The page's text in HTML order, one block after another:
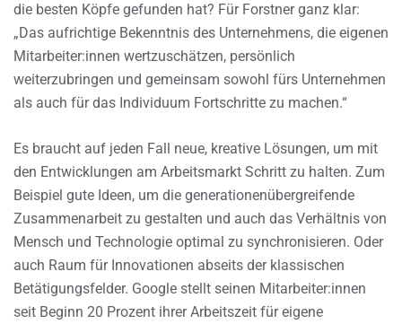
die besten Köpfe gefunden hat? Für Forstner ganz klar:
„Das aufrichtige Bekenntnis des Unternehmens, die eigenen
Mitarbeiter:innen wertzuschätzen, persönlich
weiterzubringen und gemeinsam sowohl fürs Unternehmen
als auch für das Individuum Fortschritte zu machen.“
Es braucht auf jeden Fall neue, kreative Lösungen, um mit
den Entwicklungen am Arbeitsmarkt Schritt zu halten. Zum
Beispiel gute Ideen, um die generationenübergreifende
Zusammenarbeit zu gestalten und auch das Verhältnis von
Mensch und Technologie optimal zu synchronisieren. Oder
auch Raum für Innovationen abseits der klassischen
Betätigungsfelder. Google stellt seinen Mitarbeiter:innen
seit Beginn 20 Prozent ihrer Arbeitszeit für eigene